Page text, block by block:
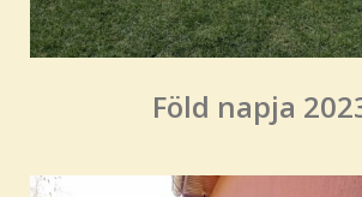
Föld napja